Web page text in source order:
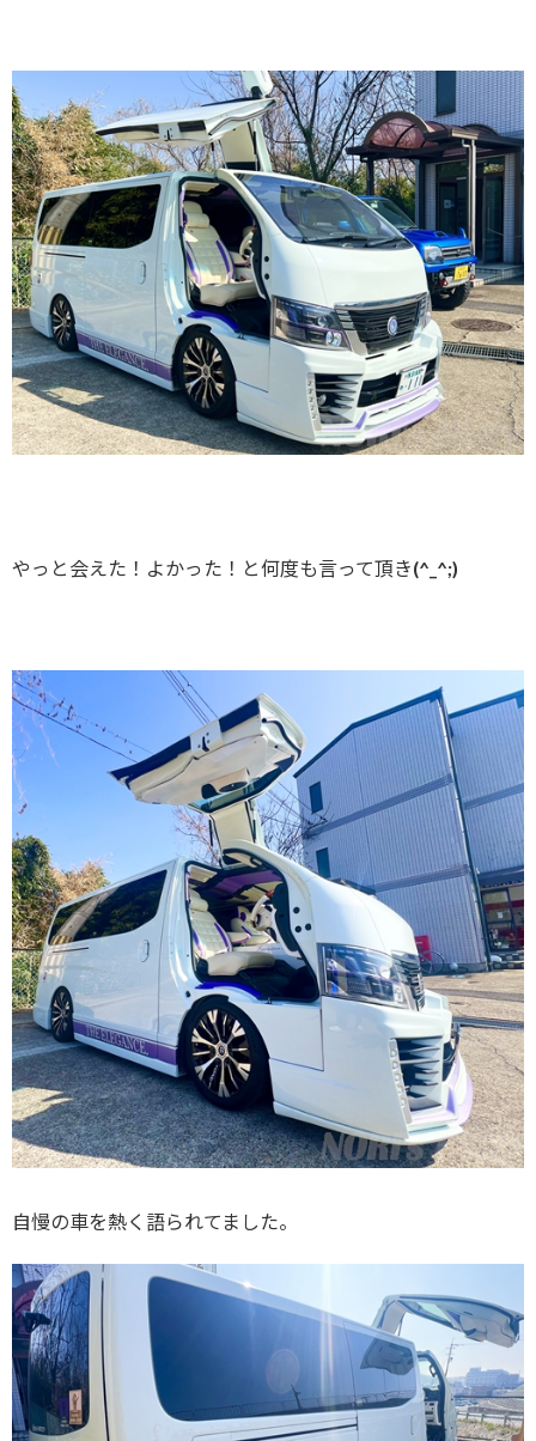
やっと会えた！よかった！と何度も言って頂き(^_^;)
自慢の車を熱く語られてました。